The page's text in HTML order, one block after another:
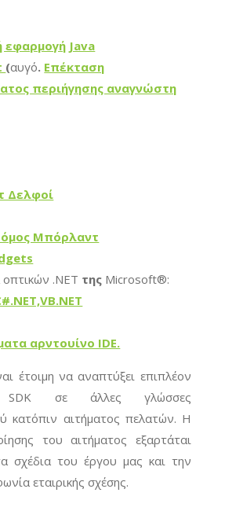
εφαρμογή Java
(αυγό. Επέκταση
περιήγησης αναγνώστη
Δελφοί
Μπόρλαντ
οπτικών .NET της Microsoft®:
αρντουίνο IDE.
έτοιμη να αναπτύξει επιπλέον
SDK σε άλλες γλώσσες
κατόπιν αιτήματος πελατών. Η
του αιτήματος εξαρτάται
σχέδια του έργου μας και την
εταιρικής σχέσης.